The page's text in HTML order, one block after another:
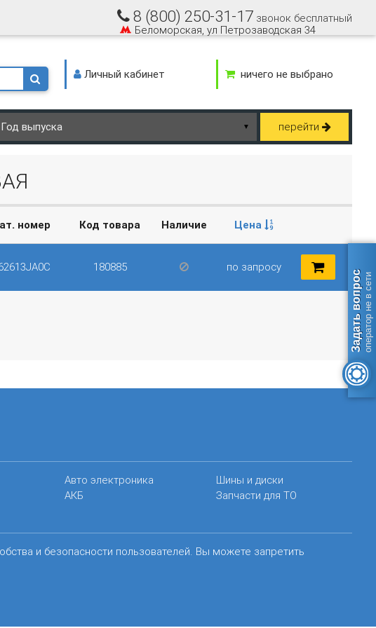
8 (800) 250-31-17 звонок бесплатный
Беломорская, ул Петрозаводская 34
Личный кабинет
ничего не выбрано
▼ перейти
номер Код товара Наличие Цена
180885 по запросу
Авто электроника
АКБ
Шины и диски
Запчасти для ТО
и безопасности пользователей. Вы можете запретить
Задать вопросоператор не в сети